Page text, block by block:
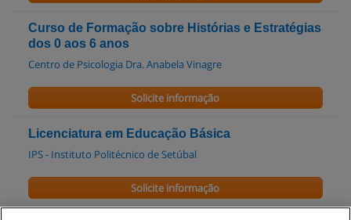
Curso de Formação sobre Histórias e Estratégias
dos 0 aos 6 anos
Centro de Psicologia Dra. Anabela Vinagre
Solicite informação
Licenciatura em Educação Básica
IPS - Instituto Politécnico de Setúbal
Solicite informação